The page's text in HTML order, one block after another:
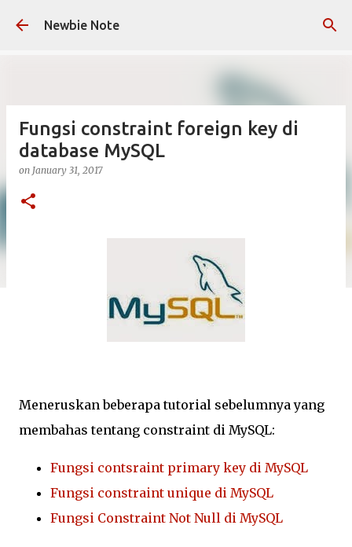
Skip to main content
Newbie Note
Fungsi constraint foreign key di
database MySQL
on January 31, 2017
Meneruskan beberapa tutorial sebelumnya yang
membahas tentang constraint di MySQL:
Fungsi contsraint primary key di MySQL
Fungsi constraint unique di MySQL
Fungsi Constraint Not Null di MySQL